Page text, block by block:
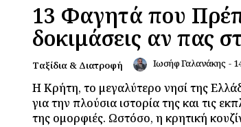
13 Φαγητά που
δοκιμάσεις αν πας
Ταξίδια & Διατροφή Ιωσήφ Γαλανάκης -
Η Κρήτη, το μεγαλύτερο νησί της
για την πλούσια ιστορία της και τις
της ομορφιές. Ωστόσο, η κρητική